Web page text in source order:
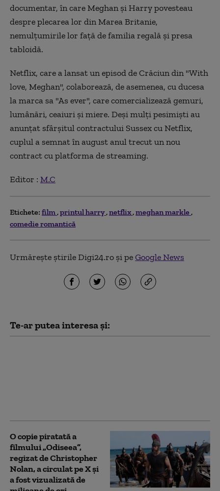
documentar, în care Meghan şi Harry povesteau
despre plecarea lor din Marea Britanie,
nemulţumirile lor faţă de familia regală şi presa
tabloidă.
Netflix, care a lansat un episod de Crăciun din "With
love, Meghan", colaborează, de asemenea, cu ducesa
la marca sa "As ever", care comercializează gemuri,
lumânări, ceaiuri şi miere. Deşi mulţi pesimişti au
anunţat sfârşitul contractului Sussex cu Netflix,
cuplul a semnat în august anul trecut un nou
contract cu platforma de streaming.
Editor : M.C
Etichete: film printul harry netflix meghan markle
comedie romantică
Urmărește știrile Digi24.ro și peGoogle News
Te-ar putea interesa și:
O copie piratată a
filmului „Odiseea”,
regizat de Christopher
Nolan, a circulat pe X și
a fost vizualizată de